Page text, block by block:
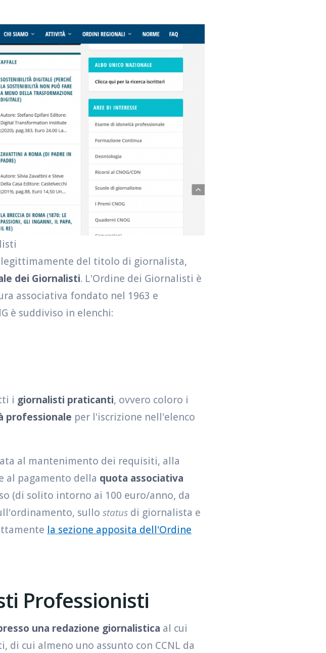
del titolo di giornalista,
dei Giornalisti. L'Ordine dei Giornalisti è
associativa fondato nel 1963 e
è suddiviso in elenchi:
i giornalisti praticanti, ovvero coloro i
professionale per l'iscrizione nell'elenco
al mantenimento dei requisiti, alla
al pagamento della quota associativa
(di solito intorno ai 100 euro/anno, da
sullo status di giornalista e
la sezione apposita dell'Ordine
Professionisti
una redazione giornalistica al cui
cui almeno uno assunto con CCNL da